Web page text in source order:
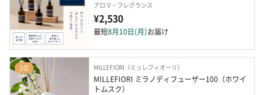
アロマ・フレグランス
¥2,530
最短8月10日(月)お届け
2位 MILLEFIORI（ミッレフィオーリ）
MILLEFIORI ミラノディフューザー100（ホワイ
トムスク）